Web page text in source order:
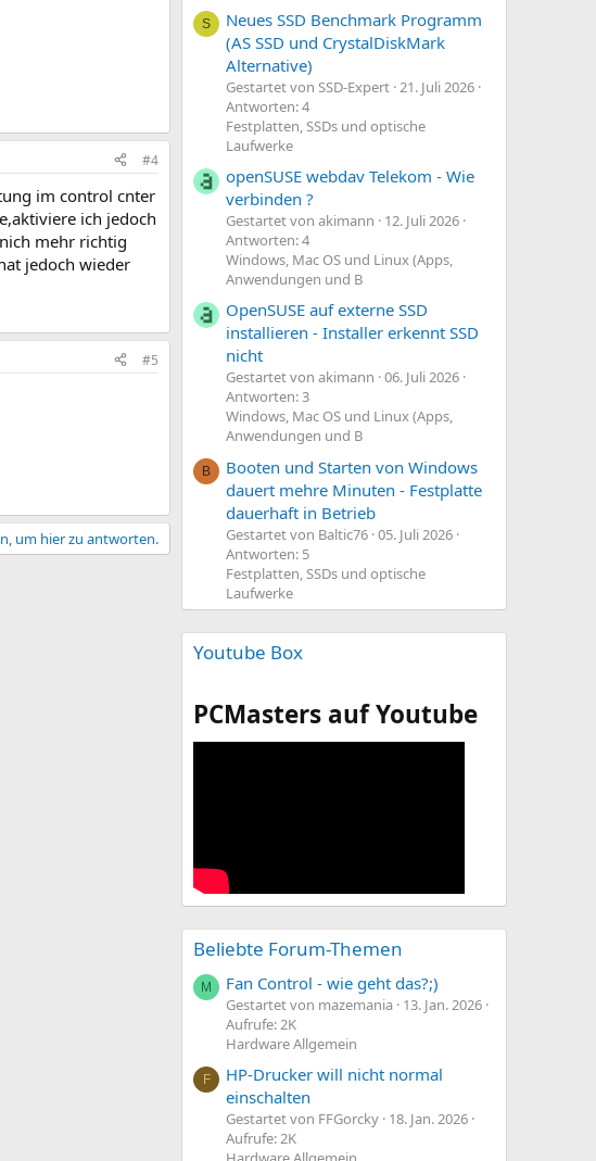
#4
im control cnter
ich jedoch
mehr richtig
jedoch wieder
#5
um hier zu antworten.
S
Neues SSD Benchmark Programm
(AS SSD und CrystalDiskMark
Alternative)
Gestartet von SSD-Expert 21. Juli 2026
Antworten: 4
Festplatten, SSDs und optische
Laufwerke
openSUSE webdav Telekom - Wie
verbinden ?
Gestartet von akimann
12. Juli 2026
Antworten: 4
Windows, Mac OS und Linux (Apps,
Anwendungen und B
OpenSUSE auf externe SSD
installieren - Installer erkennt SSD
nicht
Gestartet von akimann 06. Juli 2026
Antworten: 3
Windows, Mac OS und Linux (Apps,
Anwendungen und B
B
Booten und Starten von Windows
dauert mehre Minuten - Festplatte
dauerhaft in Betrieb
Gestartet von Baltic76 05. Juli 2026
Antworten: 5
Festplatten, SSDs und optische
Laufwerke
Youtube Box
PCMasters auf Youtube
Beliebte Forum-Themen
M Fan Control - wie geht das?;)
Gestartet von mazemania 13. Jan. 2026
Aufrufe: 2K
Hardware Allgemein
F
HP-Drucker will nicht normal
einschalten
Gestartet von FFGorcky 18. Jan. 2026
Aufrufe: 2K